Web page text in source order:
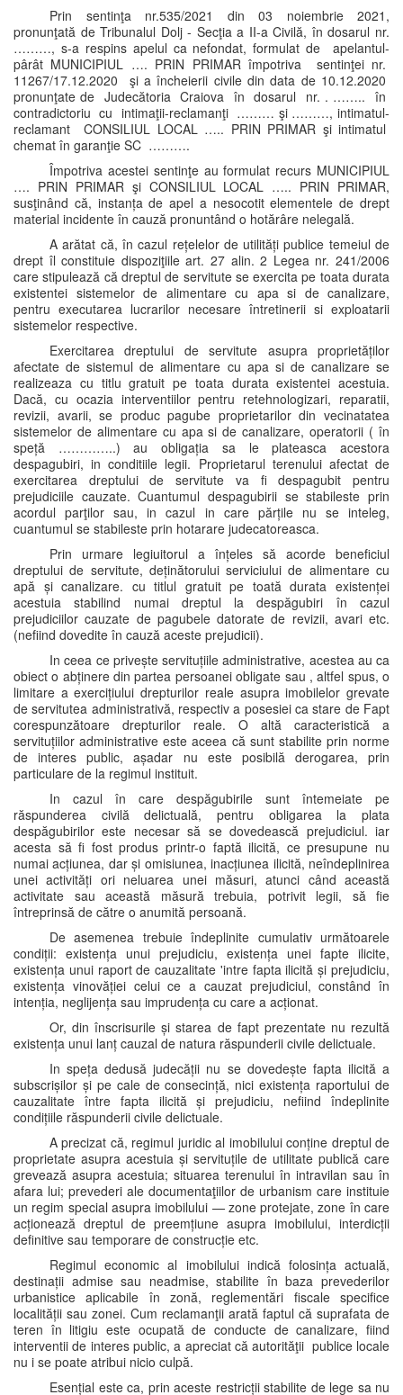
Prin sentinţa nr.535/2021 din 03 noiembrie 2021,
pronunţată de Tribunalul Dolj - Secţia a II-a Civilă, în dosarul nr.
………, s-a respins apelul ca nefondat, formulat de apelantul-
pârât MUNICIPIUL …. PRIN PRIMAR împotriva sentinţei nr.
11267/17.12.2020 şi a încheierii civile din data de 10.12.2020
pronunţate de Judecătoria Craiova în dosarul nr. . …….. în
contradictoriu cu intimaţii-reclamanţi ……… şi ………, intimatul-
reclamant CONSILIUL LOCAL ….. PRIN PRIMAR şi intimatul
chemat în garanţie SC ……….
Împotriva acestei sentinţe au formulat recurs MUNICIPIUL
…. PRIN PRIMAR şi CONSILIUL LOCAL ….. PRIN PRIMAR,
susţinând că, instanța de apel a nesocotit elementele de drept
material incidente în cauză pronuntând o hotărâre nelegală.
A arătat că, în cazul rețelelor de utilități publice temeiul de
drept îl constituie dispoziţiile art. 27 alin. 2 Legea nr. 241/2006
care stipulează că dreptul de servitute se exercita pe toata durata
existentei sistemelor de alimentare cu apa si de canalizare,
pentru executarea lucrarilor necesare întretinerii si exploatarii
sistemelor respective.
Exercitarea dreptului de servitute asupra proprietăților
afectate de sistemul de alimentare cu apa si de canalizare se
realizeaza cu titlu gratuit pe toata durata existentei acestuia.
Dacă, cu ocazia interventiilor pentru retehnologizari, reparatii,
revizii, avarii, se produc pagube proprietarilor din vecinatatea
sistemelor de alimentare cu apa si de canalizare, operatorii ( în
speță …………..) au obligația sa le plateasca acestora
despagubiri, in conditiile legii. Proprietarul terenului afectat de
exercitarea dreptului de servitute va fi despagubit pentru
prejudiciile cauzate. Cuantumul despagubirii se stabileste prin
acordul parţilor sau, in cazul in care părțile nu se inteleg,
cuantumul se stabileste prin hotarare judecatoreasca.
Prin urmare legiuitorul a înțeles să acorde beneficiul
dreptului de servitute, deținătorului serviciului de alimentare cu
apă și canalizare. cu titlul gratuit pe toată durata existenței
acestuia stabilind numai dreptul la despăgubiri în cazul
prejudiciilor cauzate de pagubele datorate de revizii, avari etc.
(nefiind dovedite în cauză aceste prejudicii).
In ceea ce privește servituțiile administrative, acestea au ca
obiect o abținere din partea persoanei obligate sau , altfel spus, o
limitare a exercițiului drepturilor reale asupra imobilelor grevate
de servitutea administrativă, respectiv a posesiei ca stare de Fapt
corespunzătoare drepturilor reale. O altă caracteristică a
servituțiilor administrative este aceea că sunt stabilite prin norme
de interes public, așadar nu este posibilă derogarea, prin
particulare de la regimul instituit.
In cazul în care despăgubirile sunt întemeiate pe
răspunderea civilă delictuală, pentru obligarea la plata
despăgubirilor este necesar să se dovedească prejudiciul. iar
acesta să fi fost produs printr-o faptă ilicită, ce presupune nu
numai acțiunea, dar și omisiunea, inacțiunea ilicită, neîndeplinirea
unei activități ori neluarea unei măsuri, atunci când această
activitate sau această măsură trebuia, potrivit legii, să fie
întreprinsă de către o anumită persoană.
De asemenea trebuie îndeplinite cumulativ următoarele
condiții: existența unui prejudiciu, existența unei fapte ilicite,
existența unui raport de cauzalitate 'intre fapta ilicită și prejudiciu,
existența vinovăției celui ce a cauzat prejudiciul, constând în
intenția, neglijența sau imprudența cu care a acționat.
Or, din înscrisurile și starea de fapt prezentate nu rezultă
existența unui lanț cauzal de natura răspunderii civile delictuale.
In speța dedusă judecății nu se dovedește fapta ilicită a
subscrișilor și pe cale de consecință, nici existența raportului de
cauzalitate între fapta ilicită și prejudiciu, nefiind îndeplinite
condițiile răspunderii civile delictuale.
A precizat că, regimul juridic al imobilului conține dreptul de
proprietate asupra acestuia și servituțile de utilitate publică care
grevează asupra acestuia; situarea terenului în intravilan sau în
afara lui; prevederi ale documentaţiilor de urbanism care instituie
un regim special asupra imobilului — zone protejate, zone în care
acționează dreptul de preemțiune asupra imobilului, interdicții
definitive sau temporare de construcție etc.
Regimul economic al imobilului indică folosința actuală,
destinații admise sau neadmise, stabilite în baza prevederilor
urbanistice aplicabile în zonă, reglementări fiscale specifice
localității sau zonei. Cum reclamanţii arată faptul că suprafata de
teren în litigiu este ocupată de conducte de canalizare, fiind
interventii de interes public, a apreciat că autorităţii publice locale
nu i se poate atribui nicio culpă.
Esențial este ca, prin aceste restricții stabilite de lege sa nu